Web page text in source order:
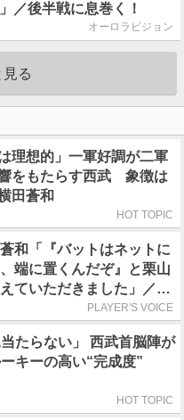
／後半戦に息巻く！
オーロラビジョン
見る
理想的」一軍好調が二軍
をもたらす西武 象徴は
田蒼和
HOT TOPIC
和「『バットはネットに
端に置くんだぞ』と栗山
ていただきました」／憧
PLAYER'S VOICE
当たらない」 西武首脳陣が
キーの高い“完成度”
HOT TOPIC